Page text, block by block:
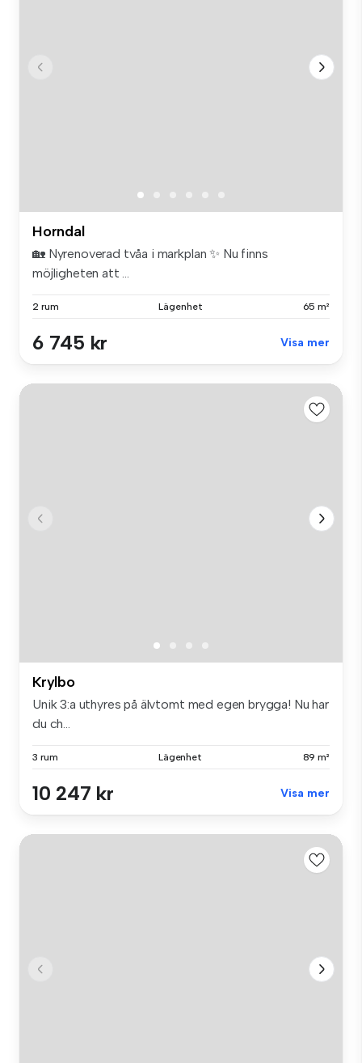
Horndal
🏡 Nyrenoverad tvåa i markplan ✨ Nu finns
möjligheten att ...
2 rum Lägenhet 65 m²
6 745 kr Visa mer
Krylbo
Unik 3:a uthyres på älvtomt med egen brygga! Nu har
du ch...
3 rum Lägenhet 89 m²
10 247 kr Visa mer